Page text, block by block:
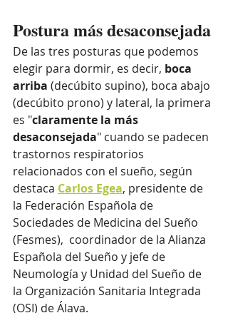
Postura más desaconsejada
De las tres posturas que podemos
elegir para dormir, es decir, boca
arriba (decúbito supino), boca abajo
(decúbito prono) y lateral, la primera
es "claramente la más
desaconsejada" cuando se padecen
trastornos respiratorios
relacionados con el sueño, según
destaca Carlos Egea, presidente de
la Federación Española de
Sociedades de Medicina del Sueño
(Fesmes),  coordinador de la Alianza
Española del Sueño y jefe de
Neumología y Unidad del Sueño de
la Organización Sanitaria Integrada
(OSI) de Álava.